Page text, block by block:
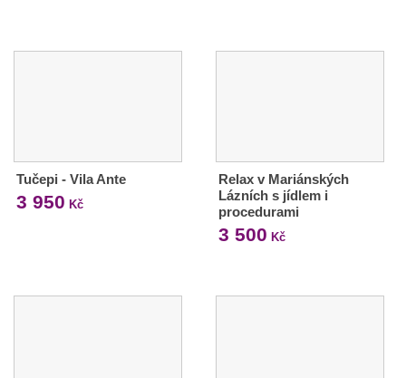
Tučepi - Vila Ante
3 950 Kč
Relax v Mariánských
Lázních s jídlem i
procedurami
3 500 Kč